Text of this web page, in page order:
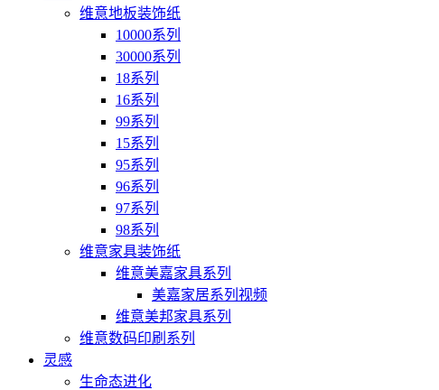
维意地板装饰纸
10000系列
30000系列
18系列
16系列
99系列
15系列
95系列
96系列
97系列
98系列
维意家具装饰纸
维意美嘉家具系列
美嘉家居系列视频
维意美邦家具系列
维意数码印刷系列
灵感
生命态进化